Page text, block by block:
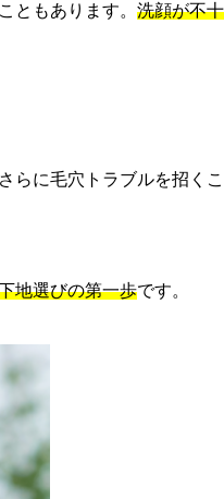
ともあります。 洗顔が不十
らに毛穴トラブルを招くこ
地選びの第一歩です。